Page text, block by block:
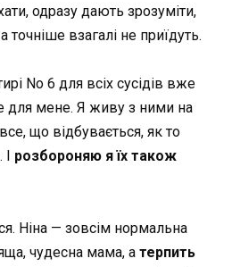
одразу дають зрозуміти,
точніше взагалі не приїдуть.
No 6 для всіх сусідів вже
для мене. Я живу з ними на
що відбувається, як то
розбороняю я їх також
Ніна — зовсім нормальна
чудесна мама, а терпить